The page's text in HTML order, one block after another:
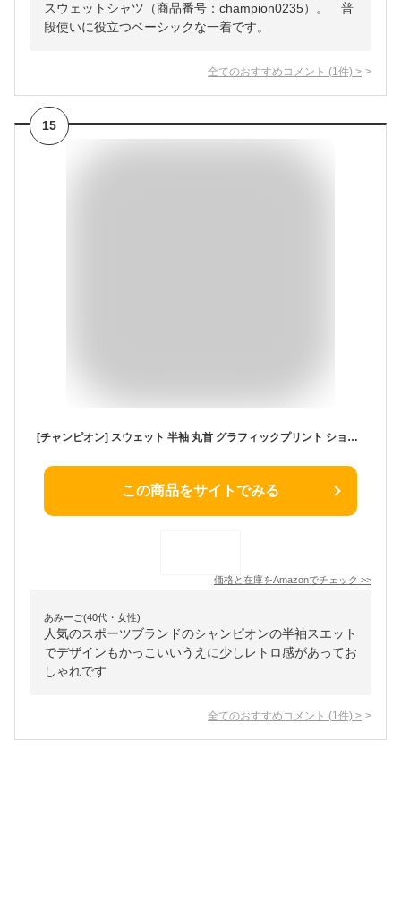
スウェットシャツ（商品番号：champion0235）。 普
段使いに役立つベーシックな一着です。
全てのおすすめコメント (1 件) >
15
[チャンピオン] スウェット 半袖 丸首 グラフィックプリント ショートスリーブスウェットシャツ C3-D016-385-XL
この商品をサイトでみる
価格と在庫をAmazonでチェック >>
あみーご(40代・女性)
人気のスポーツブランドのシャンピオンの半袖スエット
でデザインもかっこいいうえに少しレトロ感があってお
しゃれです
全てのおすすめコメント (1 件) >